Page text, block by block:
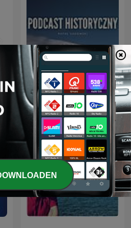
Podcast Historyczny